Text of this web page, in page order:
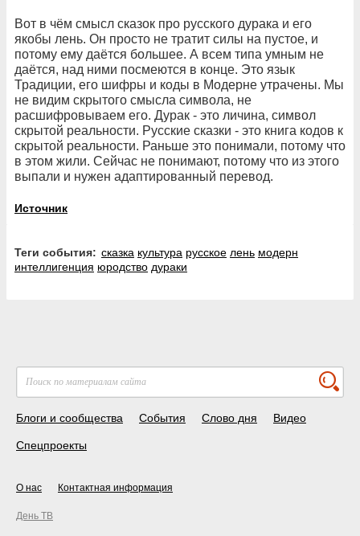
Вот в чём смысл сказок про русского дурака и его
якобы лень. Он просто не тратит силы на пустое, и
потому ему даётся большее. А всем типа умным не
даётся, над ними посмеются в конце. Это язык
Традиции, его шифры и коды в Модерне утрачены. Мы
не видим скрытого смысла символа, не
расшифровываем его. Дурак - это личина, символ
скрытой реальности. Русские сказки - это книга кодов к
скрытой реальности. Раньше это понимали, потому что
в этом жили. Сейчас не понимают, потому что из этого
выпали и нужен адаптированный перевод.
Источник
Теги события: сказка культура русское лень модерн
интеллигенция юродство дураки
Блоги и сообщества События Слово дня Видео
Спецпроекты
О нас Контактная информация
День ТВ